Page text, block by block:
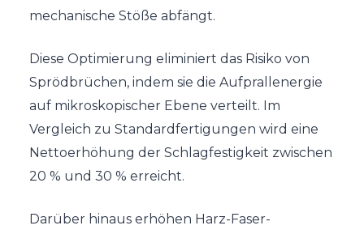
mechanische Stöße abfängt.
Diese Optimierung eliminiert das Risiko von
Sprödbrüchen, indem sie die Aufprallenergie
auf mikroskopischer Ebene verteilt. Im
Vergleich zu Standardfertigungen wird eine
Nettoerhöhung der Schlagfestigkeit zwischen
20 % und 30 % erreicht.
Darüber hinaus erhöhen Harz-Faser-